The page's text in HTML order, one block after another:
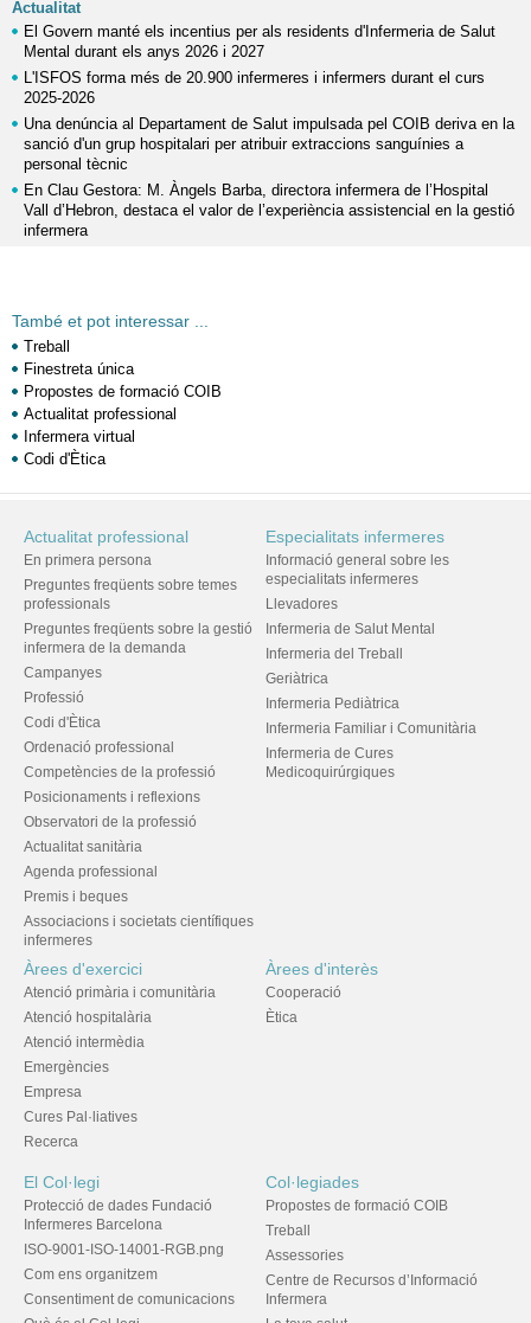
Actualitat
El Govern manté els incentius per als residents d'Infermeria de Salut
Mental durant els anys 2026 i 2027
L'ISFOS forma més de 20.900 infermeres i infermers durant el curs
2025-2026
Una denúncia al Departament de Salut impulsada pel COIB deriva en la
sanció d'un grup hospitalari per atribuir extraccions sanguínies a
personal tècnic
En Clau Gestora: M. Àngels Barba, directora infermera de l’Hospital
Vall d’Hebron, destaca el valor de l’experiència assistencial en la gestió
infermera
També et pot interessar ...
Treball
Finestreta única
Propostes de formació COIB
Actualitat professional
Infermera virtual
Codi d'Ètica
Actualitat professional
En primera persona
Preguntes freqüents sobre temes
professionals
Preguntes freqüents sobre la gestió
infermera de la demanda
Campanyes
Professió
Codi d'Ètica
Ordenació professional
Competències de la professió
Posicionaments i reflexions
Observatori de la professió
Actualitat sanitària
Agenda professional
Premis i beques
Associacions i societats científiques
infermeres
Especialitats infermeres
Informació general sobre les
especialitats infermeres
Llevadores
Infermeria de Salut Mental
Infermeria del Treball
Geriàtrica
Infermeria Pediàtrica
Infermeria Familiar i Comunitària
Infermeria de Cures
Medicoquirúrgiques
Àrees d'exercici
Atenció primària i comunitària
Atenció hospitalària
Atenció intermèdia
Emergències
Empresa
Cures Pal·liatives
Recerca
Àrees d'interès
Cooperació
Ètica
El Col·legi
Protecció de dades Fundació
Infermeres Barcelona
ISO-9001-ISO-14001-RGB.png
Com ens organitzem
Consentiment de comunicacions
Col·legiades
Propostes de formació COIB
Treball
Assessories
Centre de Recursos d’Informació
Infermera